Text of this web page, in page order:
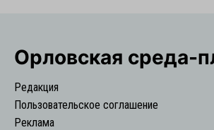
Орловская cреда-
Редакция
Пользовательское соглашение
Реклама